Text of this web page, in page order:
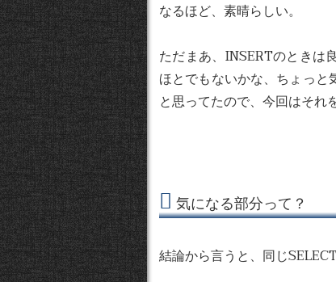
なるほど、素晴らしい。
ただまあ、INSERTのときは
ほとでもないかな、ちょっと
と思ってたので、今回はそれ
気になる部分って？
結論から言うと、同じ